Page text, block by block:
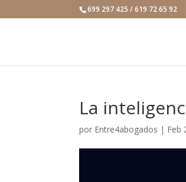
699 297 425 / 619 72 65 92
La
por Entre4abogados | Feb